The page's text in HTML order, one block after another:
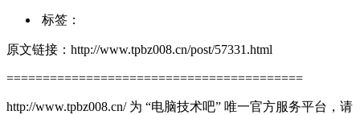
标签：
原文链接：http://www.tpbz008.cn/post/57331.html
=========================================
http://www.tpbz008.cn/ 为 “电脑技术吧” 唯一官方服务平台，请